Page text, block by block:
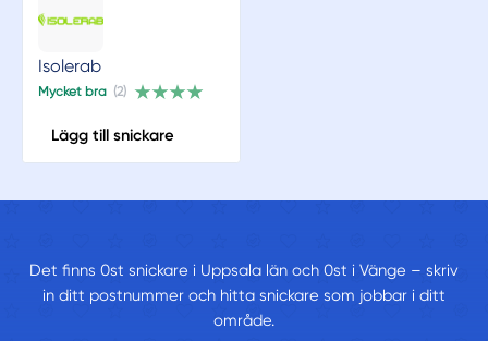
Isolerab
Mycket bra (2)
Lägg till snickare
Det finns 0st snickare i Uppsala län och 0st i Vänge – skriv
in ditt postnummer och hitta snickare som jobbar i ditt
område.